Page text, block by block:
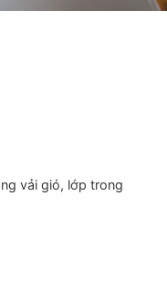
vải gió, lớp trong